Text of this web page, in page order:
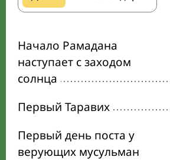
Начало Рамадана
наступает с заходом
солнца
Первый Таравих
Первый день поста у
верующих мусульман